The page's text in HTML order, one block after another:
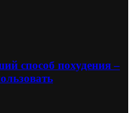
способ похудения –